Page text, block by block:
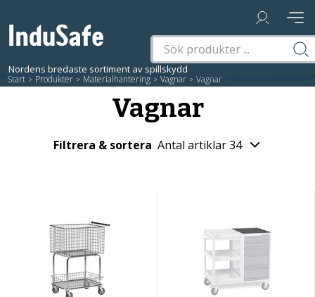
Start / Produkter / Materialhantering / Vagnar / Vagnar
Vagnar
Filtrera & sortera Antal artiklar 34